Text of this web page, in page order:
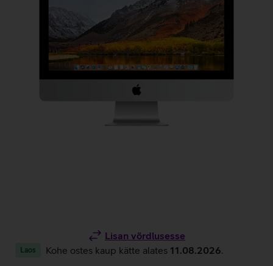
Lisan võrdlusesse
Laos Kohe ostes kaup kätte alates 11.08.2026